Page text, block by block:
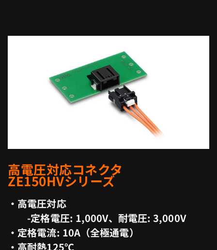
高電圧対応コネクタ
ZE150HVシリーズ
・高電圧対応
-定格電圧: 1,000V、耐電圧: 3,000V
・定格電流: 10A（全極通電）
・高耐熱125℃